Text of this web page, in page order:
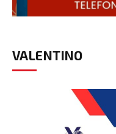
VALENTINO